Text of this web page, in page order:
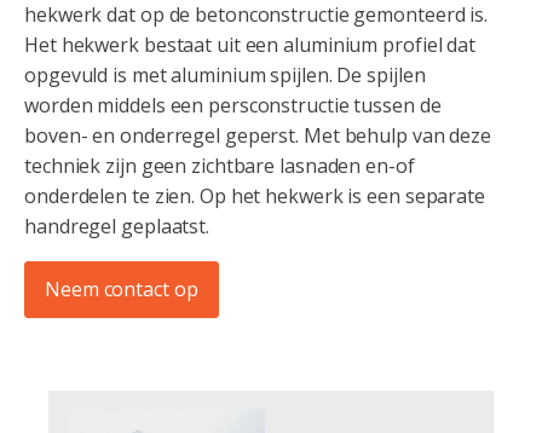
hekwerk dat op de betonconstructie gemonteerd is.
Het hekwerk bestaat uit een aluminium profiel dat
opgevuld is met aluminium spijlen. De spijlen
worden middels een persconstructie tussen de
boven- en onderregel geperst. Met behulp van deze
techniek zijn geen zichtbare lasnaden en-of
onderdelen te zien. Op het hekwerk is een separate
handregel geplaatst.
Neem contact op